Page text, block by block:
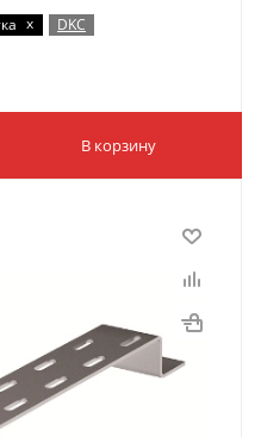
x DKC
В корзину